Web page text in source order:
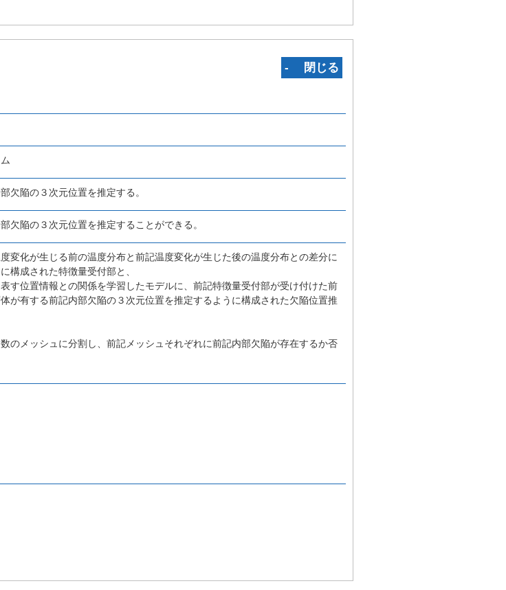
‐ 閉じる
欠陥の３次元位置を推定する。
欠陥の３次元位置を推定することができる。
変化が生じる前の温度分布と前記温度変化が生じた後の温度分布との差分に
構成された特徴量受付部と、
す位置情報との関係を学習したモデルに、前記特徴量受付部が受け付けた前
が有する前記内部欠陥の３次元位置を推定するように構成された欠陥位置推
のメッシュに分割し、前記メッシュそれぞれに前記内部欠陥が存在するか否